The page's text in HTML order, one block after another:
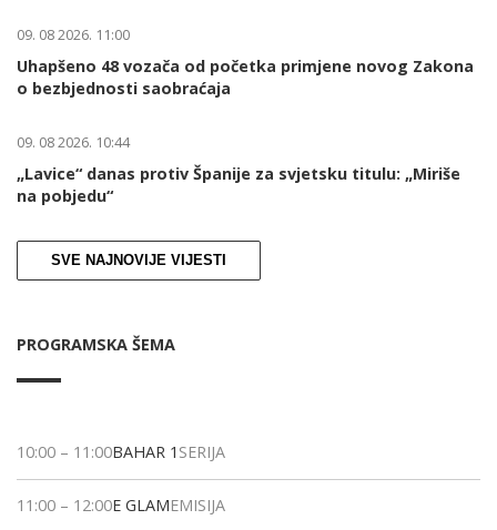
09. 08 2026. 11:00
Uhapšeno 48 vozača od početka primjene novog Zakona
o bezbjednosti saobraćaja
09. 08 2026. 10:44
„Lavice“ danas protiv Španije za svjetsku titulu: „Miriše
na pobjedu“
SVE NAJNOVIJE VIJESTI
PROGRAMSKA ŠEMA
10:00 – 11:00BAHAR 1 SERIJA
11:00 – 12:00E GLAMEMISIJA